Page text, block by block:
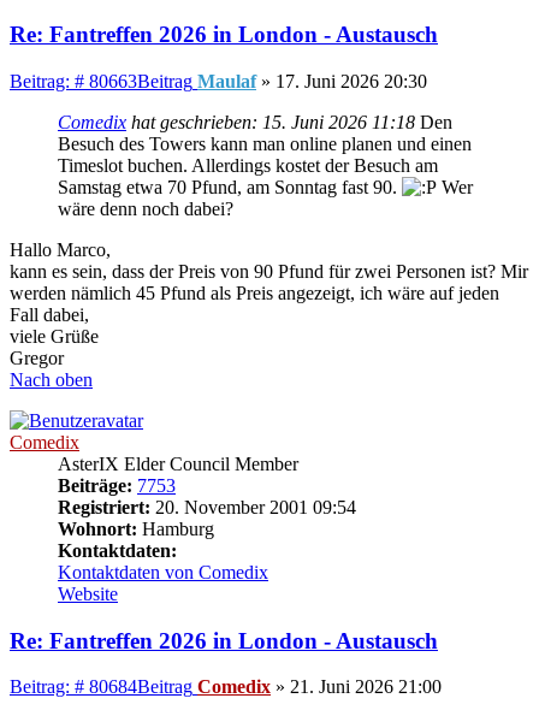
Re: Fantreffen 2026 in London - Austausch
Beitrag: # 80663Beitrag Maulaf» 17. Juni 2026 20:30
Comedix hat geschrieben: 15. Juni 2026 11:18 Den
Besuch des Towers kann man online planen und einen
Timeslot buchen. Allerdings kostet der Besuch am
Samstag etwa 70 Pfund, am Sonntag fast 90.
Wer
wäre denn noch dabei?
Hallo Marco,
kann es sein, dass der Preis von 90 Pfund für zwei Personen ist? Mir
werden nämlich 45 Pfund als Preis angezeigt, ich wäre auf jeden
Fall dabei,
viele Grüße
Gregor
Nach oben
Comedix
AsterIX Elder Council Member
Beiträge: 7753
Registriert: 20. November 2001 09:54
Wohnort: Hamburg
Kontaktdaten:
Kontaktdaten von Comedix
Website
Re: Fantreffen 2026 in London - Austausch
Beitrag: # 80684Beitrag Comedix » 21. Juni 2026 21:00